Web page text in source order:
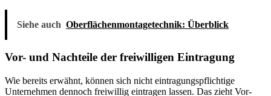
Siehe auch Oberflächenmontagetechnik: Überblick
Vor- und Nachteile der freiwilligen Eintragung
Wie bereits erwähnt, können sich nicht eintragungspflichtige
Unternehmen dennoch freiwillig eintragen lassen. Das zieht Vor-